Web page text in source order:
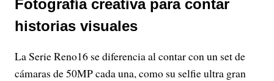
Fotografía creativa para contar
historias visuales
La Serie Reno16 se diferencia al contar con un set de
cámaras de 50MP cada una, como su selfie ultra gran